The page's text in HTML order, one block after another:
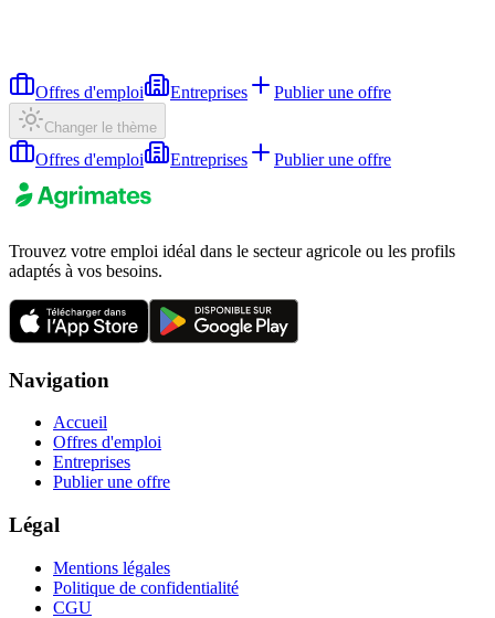
Offres d'emploi Entreprises Publier une offre
Changer le thème
Offres d'emploi Entreprises Publier une offre
Trouvez votre emploi idéal dans le secteur agricole ou les profils
adaptés à vos besoins.
Navigation
Accueil
Offres d'emploi
Entreprises
Publier une offre
Légal
Mentions légales
Politique de confidentialité
CGU